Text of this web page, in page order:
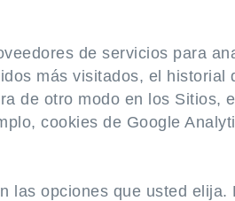
de servicios para
más visitados, el
de otro modo en los Sitios,
cookies de Google
las opciones que usted